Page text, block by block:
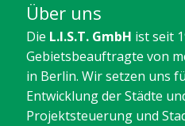
Über uns
Die L.I.S.T. GmbH ist seit
Gebietsbeauftragte von
in Berlin. Wir setzen uns
Entwicklung der Städte
Projektsteuerung und